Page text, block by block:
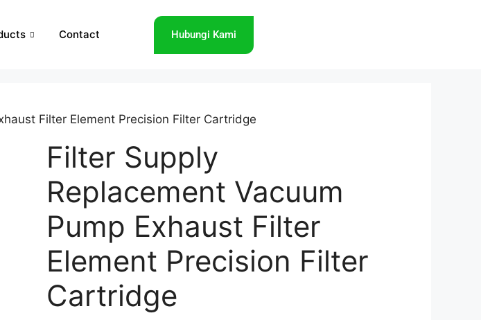
Contact Hubungi Kami
Filter Element Precision Filter Cartridge
Filter Supply
Replacement Vacuum
Pump Exhaust Filter
Element Precision Filter
Cartridge